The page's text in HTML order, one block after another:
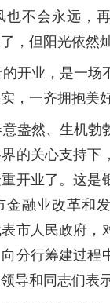
也不会永远，
，但阳光依然
开业，是一场
，一齐拥抱美
盎然、生机勃
的关心支持下
开业了。这是
金融业改革和
市人民政府，
分行筹建过程
导和同志们表